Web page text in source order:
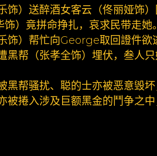
饰）送醉酒女客云（佟丽娅饰
）竟拼命挣扎，哀求民带走她
饰）帮忙向Geor­ge取回證件欲
黑帮（张孝全饰）埋伏，叁人只
黑帮骚扰、聪的士亦被恶意毁
被捲­入涉及巨额黑金的鬥争之